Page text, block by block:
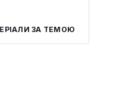
ЗА ТЕМОЮ